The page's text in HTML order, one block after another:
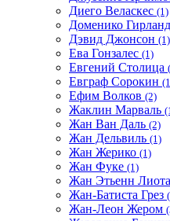
Диего Веласкес (1)
Доменико
Дэвид Джонсон (1)
Ева Гонзалес (1)
Евгений Столица
Евграф Сорокин
Ефим Волков (2)
Жаклин Марваль
Жан Ван Даль (2)
Жан Дельвиль (1)
Жан Жерико (1)
Жан Фуке (1)
Жан Этьенн
Жан-Батиста Грез
Жан-Леон Жером